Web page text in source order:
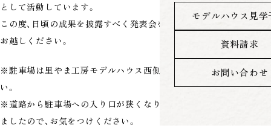
モデルハウス見学
資料請求
お問い合わせ
として活動しています。
この度、日頃の成果を披露すべく発表会を開催致します。ぜひ会場へ
お越しください。
※駐車場は里やま工房モデルハウス西側スペースをご利用くださ
い。
※道路から駐車場への入り口が狭くなり、弊社駐車スペースが減り
ましたので、お気をつけください。